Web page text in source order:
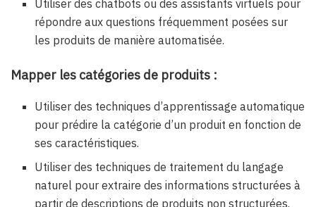
Utiliser des chatbots ou des assistants virtuels pour
répondre aux questions fréquemment posées sur
les produits de manière automatisée.
Mapper les catégories de produits :
Utiliser des techniques d’apprentissage automatique
pour prédire la catégorie d’un produit en fonction de
ses caractéristiques.
Utiliser des techniques de traitement du langage
naturel pour extraire des informations structurées à
partir de descriptions de produits non structurées.